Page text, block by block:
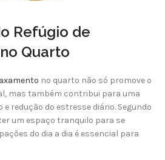
Refúgio de
Quarto
no quarto não só promove o
mas também contribui para uma
e redução do estresse diário. Segundo
um espaço tranquilo para se
do dia a dia é essencial para